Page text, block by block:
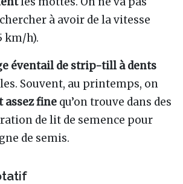
à avoir de la vitesse
km/h).
éventail de strip-till à dents
Souvent, au printemps, on
assez fine qu’on trouve dans des
de lit de semence pour
de semis.